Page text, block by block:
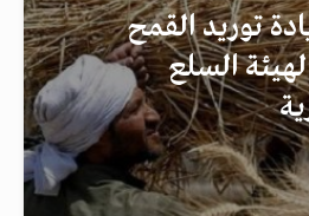
توريد القمح
السلع